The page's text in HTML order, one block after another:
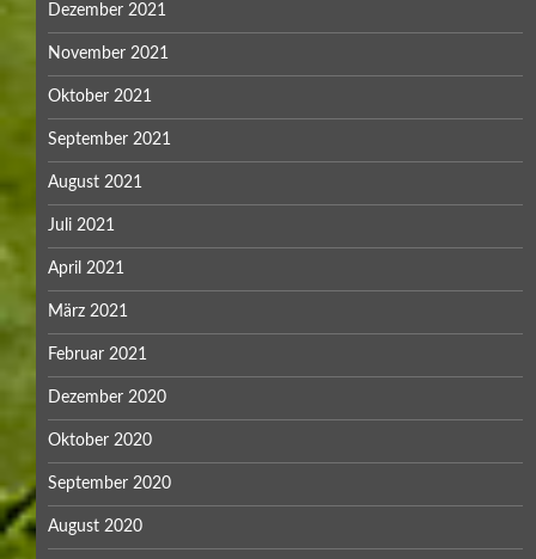
Dezember 2021
November 2021
Oktober 2021
September 2021
August 2021
Juli 2021
April 2021
März 2021
Februar 2021
Dezember 2020
Oktober 2020
September 2020
August 2020